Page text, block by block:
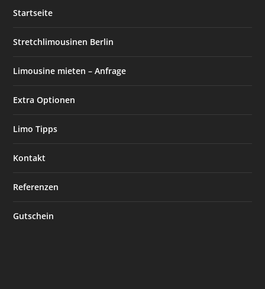
Startseite
Stretchlimousinen Berlin
Limousine mieten – Anfrage
Extra Optionen
Limo Tipps
Kontakt
Referenzen
Gutschein